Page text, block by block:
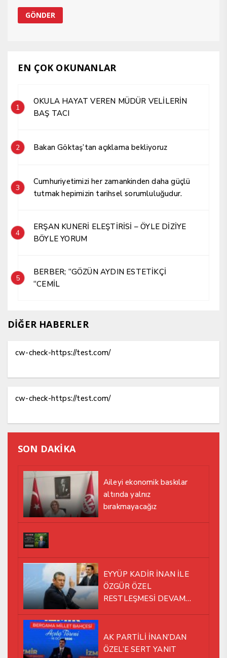
EN ÇOK OKUNANLAR
1
OKULA HAYAT VEREN MÜDÜR VELİLERİN
BAŞ TACI
2 Bakan Göktaş’tan açıklama bekliyoruz
3
Cumhuriyetimizi her zamankinden daha güçlü
tutmak hepimizin tarihsel sorumluluğudur.
4
ERŞAN KUNERİ ELEŞTİRİSİ – ÖYLE DİZİYE
BÖYLE YORUM
5
BERBER; “GÖZÜN AYDIN ESTETİKÇİ
“CEMİL
DİĞER HABERLER
cw-check-https://test.com/
cw-check-https://test.com/
SON DAKİKA
Aileyi ekonomik baskılar
altında yalnız
bırakmayacağız
EYYÜP KADİR İNAN İLE
ÖZGÜR ÖZEL
RESTLEŞMESİ DEVAM
AK PARTİLİ İNAN’DAN
ÖZEL’E SERT YANIT